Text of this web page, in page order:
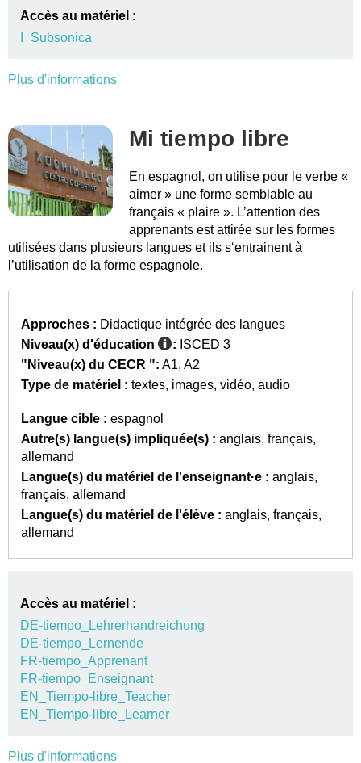
Accès au matériel :
I_Subsonica
Plus d'informations
Mi tiempo libre
En espagnol, on utilise pour le verbe «
aimer » une forme semblable au
français « plaire ». L’attention des
apprenants est attirée sur les formes
utilisées dans plusieurs langues et ils s‘entrainent à
l’utilisation de la forme espagnole.
Approches : Didactique intégrée des langues
Niveau(x) d'éducation
: ISCED 3
"Niveau(x) du CECR ": A1 A2
Type de matériel : textes images vidéo audio
Langue cible : espagnol
Autre(s) langue(s) impliquée(s) : anglais français
allemand
Langue(s) du matériel de l'enseignant·e : anglais
français allemand
Langue(s) du matériel de l'élève : anglais français
allemand
Accès au matériel :
DE-tiempo_Lehrerhandreichung
DE-tiempo_Lernende
FR-tiempo_Apprenant
FR-tiempo_Enseignant
EN_Tiempo-libre_Teacher
EN_Tiempo-libre_Learner
Plus d'informations